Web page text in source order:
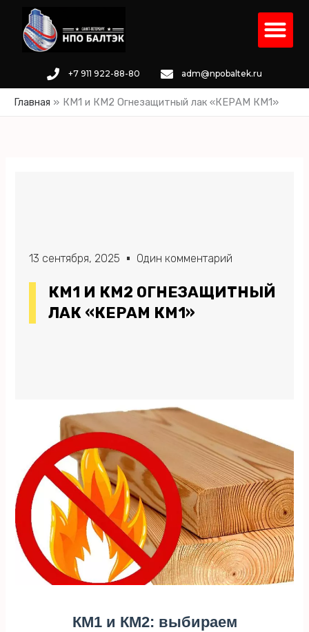
Перейти
содержимому
+7 911 922-88-80 adm@npobaltek.ru
Главная КМ1 и КМ2 Огнезащитный лак «КЕРАМ КМ1»
13 сентября, 2025 Один комментарий
КМ1 И КМ2 ОГНЕЗАЩИТНЫЙ
ЛАК «КЕРАМ КМ1»
КМ1 и КМ2: выбираем